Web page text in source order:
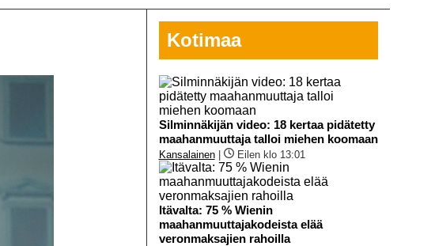
Kotimaa
Silminnäkijän video: 18 kertaa pidätetty
maahanmuuttaja talloi miehen koomaan
Kansalainen| Eilen klo 13:01
Itävalta: 75 % Wienin
maahanmuuttajakodeista elää
veronmaksajien rahoilla